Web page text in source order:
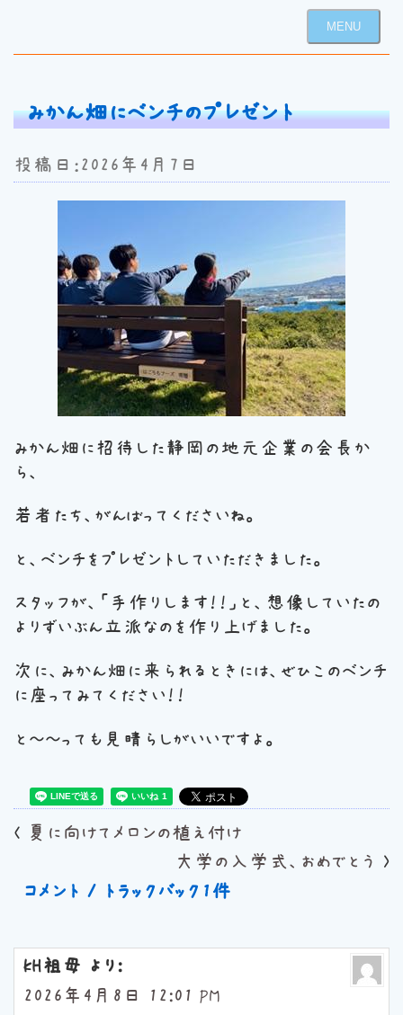
MENU
みかん畑にベンチのプレゼント
投稿日：2026年4月7日
みかん畑に招待した静岡の地元企業の会長か
ら、
若者たち、がんばってくださいね。
と、ベンチをプレゼントしていただきました。
スタッフが、「手作りします！！」と、想像していたの
よりずいぶん立派なのを作り上げました。
次に、みかん畑に来られるときには、ぜひこのベンチ
に座ってみてください！！
と～～っても見晴らしがいいですよ。
< 夏に向けてメロンの植え付け
大学の入学式、おめでとう >
コメント / トラックバック1件
kH祖母 より:
2026年4月8日 12:01 PM